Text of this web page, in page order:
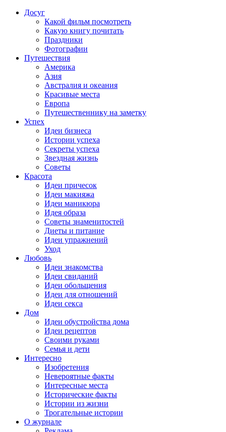
Досуг
Какой фильм посмотреть
Какую книгу почитать
Праздники
Фотографии
Путешествия
Америка
Азия
Австралия и океания
Красивые места
Европа
Путешественнику на заметку
Успех
Идеи бизнеса
Истории успеха
Секреты успеха
Звездная жизнь
Советы
Красота
Идеи причесок
Идеи макияжа
Идеи маникюра
Идея образа
Советы знаменитостей
Диеты и питание
Идеи упражнений
Уход
Любовь
Идеи знакомства
Идеи свиданий
Идеи обольщения
Идеи для отношений
Идеи секса
Дом
Идеи обустройства дома
Идеи рецептов
Своими руками
Семья и дети
Интересно
Изобретения
Невероятные факты
Интересные места
Исторические факты
Истории из жизни
Трогательные истории
О журнале